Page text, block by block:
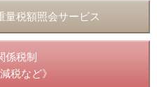
量税額照会サービス
係税制
税など》